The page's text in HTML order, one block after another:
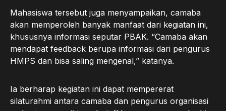
Mahasiswa tersebut juga menyampaikan, camaba
akan memperoleh banyak manfaat dari kegiatan ini,
khususnya informasi seputar PBAK. “Camaba akan
mendapat feedback berupa informasi dari pengurus
HMPS dan bisa saling mengenal,” katanya.
Ia berharap kegiatan ini dapat mempererat
silaturahmi antara camaba dan pengurus organisasi